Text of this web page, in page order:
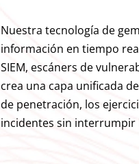
Nuestra tecnología de
información en tiempo
SIEM, escáners de
crea una capa unificada
de penetración, los
incidentes sin interrumpir